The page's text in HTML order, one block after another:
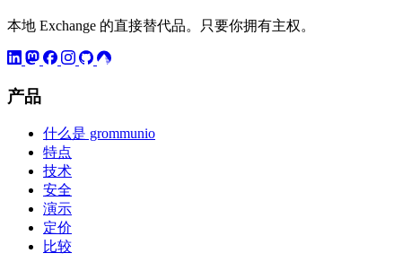
本地 Exchange 的直接替代品。只要你拥有主权。
产品
什么是 grommunio
特点
技术
安全
演示
定价
比较